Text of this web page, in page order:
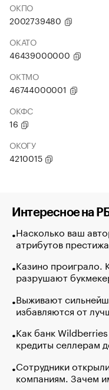
ОКПО
2002739480
ОКАТО
46439000000
ОКТМО
46744000001
ОКФС
16
ОКОГУ
4210015
Интересное на
Насколько ваш
атрибутов
Казино проиграло.
разрушают
Выживают
избавляются от
Как банк
кредиты селлерам
Сотрудники
компаниям. Зачем